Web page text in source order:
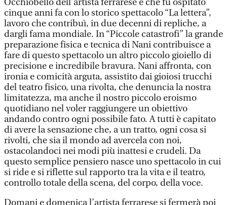
Occhiobello dell’artista ferrarese e che fu ospitato
cinque anni fa con lo storico spettacolo “La lettera”,
lavoro che contribuì, in due decenni di repliche, a
dargli fama mondiale. In “Piccole catastrofi” la grande
preparazione fisica e tecnica di Nani contribuisce a
fare di questo spettacolo un altro piccolo gioiello di
precisione e incredibile bravura. Nani affronta, con
ironia e comicità arguta, assistito dai gioiosi trucchi
del teatro fisico, una rivolta, che denuncia la nostra
limitatezza, ma anche il nostro piccolo eroismo
quotidiano nel voler raggiungere un obiettivo
andando contro ogni possibile fato. A tutti è capitato
di avere la sensazione che, a un tratto, ogni cosa si
rivolti, che sia il mondo ad avercela con noi,
ostacolandoci nei modi più inattesi e crudeli. Da
questo semplice pensiero nasce uno spettacolo in cui
si ride e si riflette sul rapporto tra la vita e il teatro,
controllo totale della scena, del corpo, della voce.
Domani e domenica l’artista ferrarese si fermerà poi